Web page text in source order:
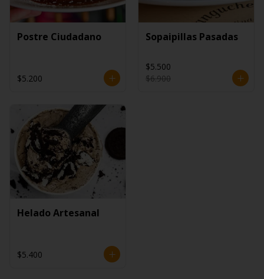
Postre Ciudadano
$5.200
Sopaipillas Pasadas
$5.500
$6.900
Helado Artesanal
$5.400